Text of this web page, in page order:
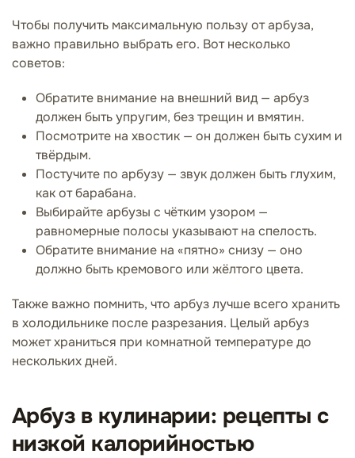
Чтобы получить максимальную пользу от арбуза,
важно правильно выбрать его. Вот несколько
советов:
Обратите внимание на внешний вид — арбуз
должен быть упругим, без трещин и вмятин.
Посмотрите на хвостик — он должен быть сухим и
твёрдым.
Постучите по арбузу — звук должен быть глухим,
как от барабана.
Выбирайте арбузы с чётким узором —
равномерные полосы указывают на спелость.
Обратите внимание на «пятно» снизу — оно
должно быть кремового или жёлтого цвета.
Также важно помнить, что арбуз лучше всего хранить
в холодильнике после разрезания. Целый арбуз
может храниться при комнатной температуре до
нескольких дней.
Арбуз в кулинарии: рецепты с
низкой калорийностью